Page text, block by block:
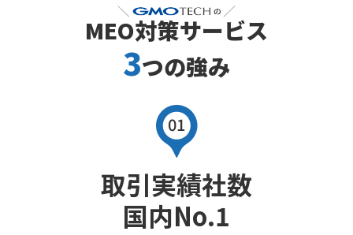
MEO対策サービス
3つの強み
取引実績社数
国内No.1